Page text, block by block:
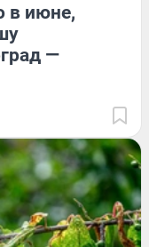
в июне,
—